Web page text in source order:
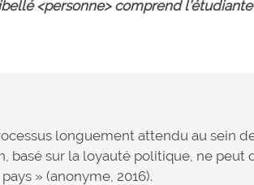
<personne> comprend
longuement attendu au sein
basé sur la loyauté politique, ne peut
» (anonyme, 2016).